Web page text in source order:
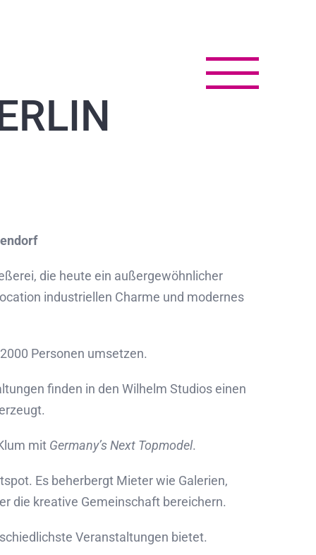
die heute ein außergewöhnlicher
industriellen Charme und modernes
Personen umsetzen.
finden in den Wilhelm Studios einen
mit Germany’s Next Topmodel.
Es beherbergt Mieter wie Galerien,
die kreative Gemeinschaft bereichern.
Veranstaltungen bietet.